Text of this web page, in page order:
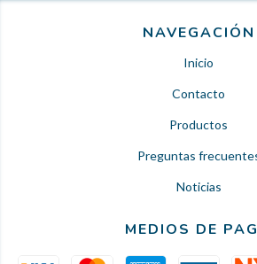
NAVEGACIÓN
Inicio
Contacto
Productos
Preguntas
Noticias
MEDIOS DE